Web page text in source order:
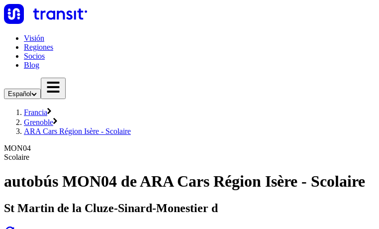
Visión
Regiones
Socios
Blog
Español
Francia
Grenoble
ARA Cars Région Isère - Scolaire
MON04
Scolaire
autobús MON04 de ARA Cars Région Isère - Scolaire
St Martin de la Cluze-Sinard-Monestier d